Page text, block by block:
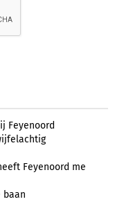
Feyenoord
Feyenoord me
baan